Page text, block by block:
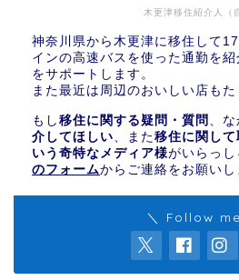
木更津移住紹介人（
神奈川県から木更津に移住して
インの高速バスを使った通勤を
をサポートします。
また最近は周辺のおいしい店もた
もし 移住に関する疑問・質問 、な
介してほしい、また移住に関し
いう奇特なメディア様がいらっし
のフォームからご連絡をお願いし
＼ Follow